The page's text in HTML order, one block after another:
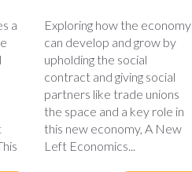
a
Exploring how the economy
can develop and grow by
upholding the social
contract and giving social
partners like trade unions
the space and a key role in
this new economy, A New
Left Economics...